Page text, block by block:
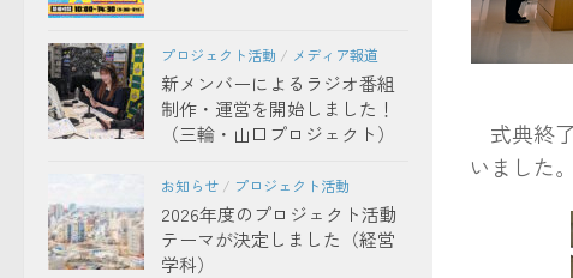
式典終
いました。
プロジェクト活動 / メディア報道
新メンバーによるラジオ番組
制作・運営を開始しました！
（三輪・山口プロジェクト）
お知らせ / プロジェクト活動
2026年度のプロジェクト活動
テーマが決定しました（経営
学科）